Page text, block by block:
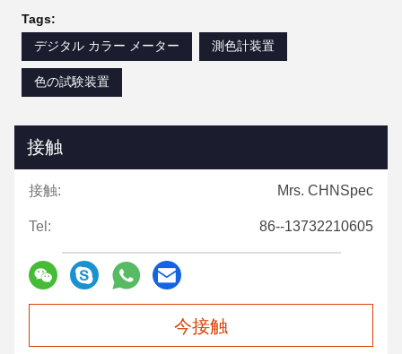
Tags:
デジタル カラー メーター
測色計装置
色の試験装置
接触
接触: Mrs. CHNSpec
Tel: 86--13732210605
今接触